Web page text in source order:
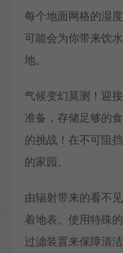
每个地面网格的湿
可能会为你带来饮
地。
气候变幻莫测！迎
准备，存储足够的
的挑战！在不可阻
的家园。
由辐射带来的看不
着地表。使用特殊
过滤装置来保障清